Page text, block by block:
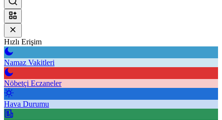
Hızlı Erişim
Namaz Vakitleri
Nöbetçi Eczaneler
Hava Durumu